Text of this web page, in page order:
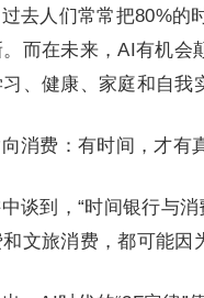
去人们常常把80%的
而在未来，AI有机
习 、健康、家庭和自我
消费：有时间，才有
谈到，“时间银行与
文旅消费，都可能因